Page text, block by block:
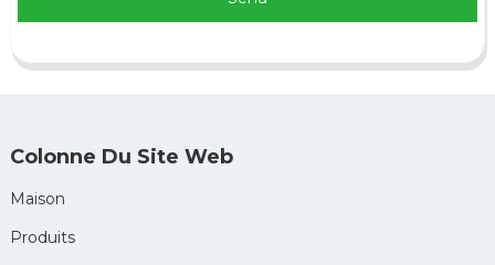
Colonne Du Site Web
Maison
Produits